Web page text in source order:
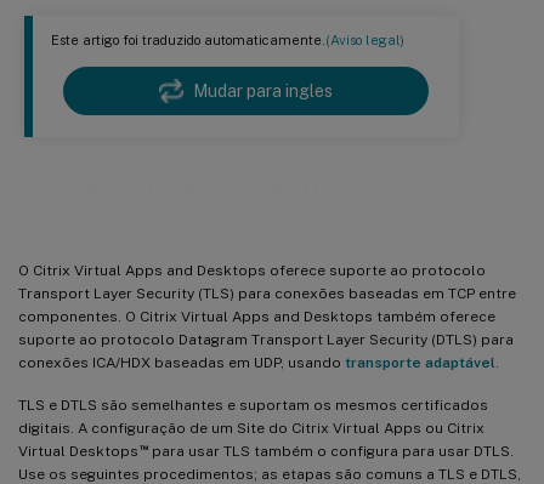
Este artigo foi traduzido automaticamente.(Aviso legal)
Mudar para ingles
O Citrix Virtual Apps and Desktops oferece suporte ao protocolo
Transport Layer Security (TLS) para conexões baseadas em TCP entre
componentes. O Citrix Virtual Apps and Desktops também oferece
suporte ao protocolo Datagram Transport Layer Security (DTLS) para
conexões ICA/HDX baseadas em UDP, usando transporte adaptável
TLS e DTLS são semelhantes e suportam os mesmos certificados
digitais. A configuração de um Site do Citrix Virtual Apps ou Citrix
Virtual Desktops ™para usar TLS também o configura para usar DTLS.
Use os seguintes procedimentos; as etapas são comuns a TLS e DTLS,